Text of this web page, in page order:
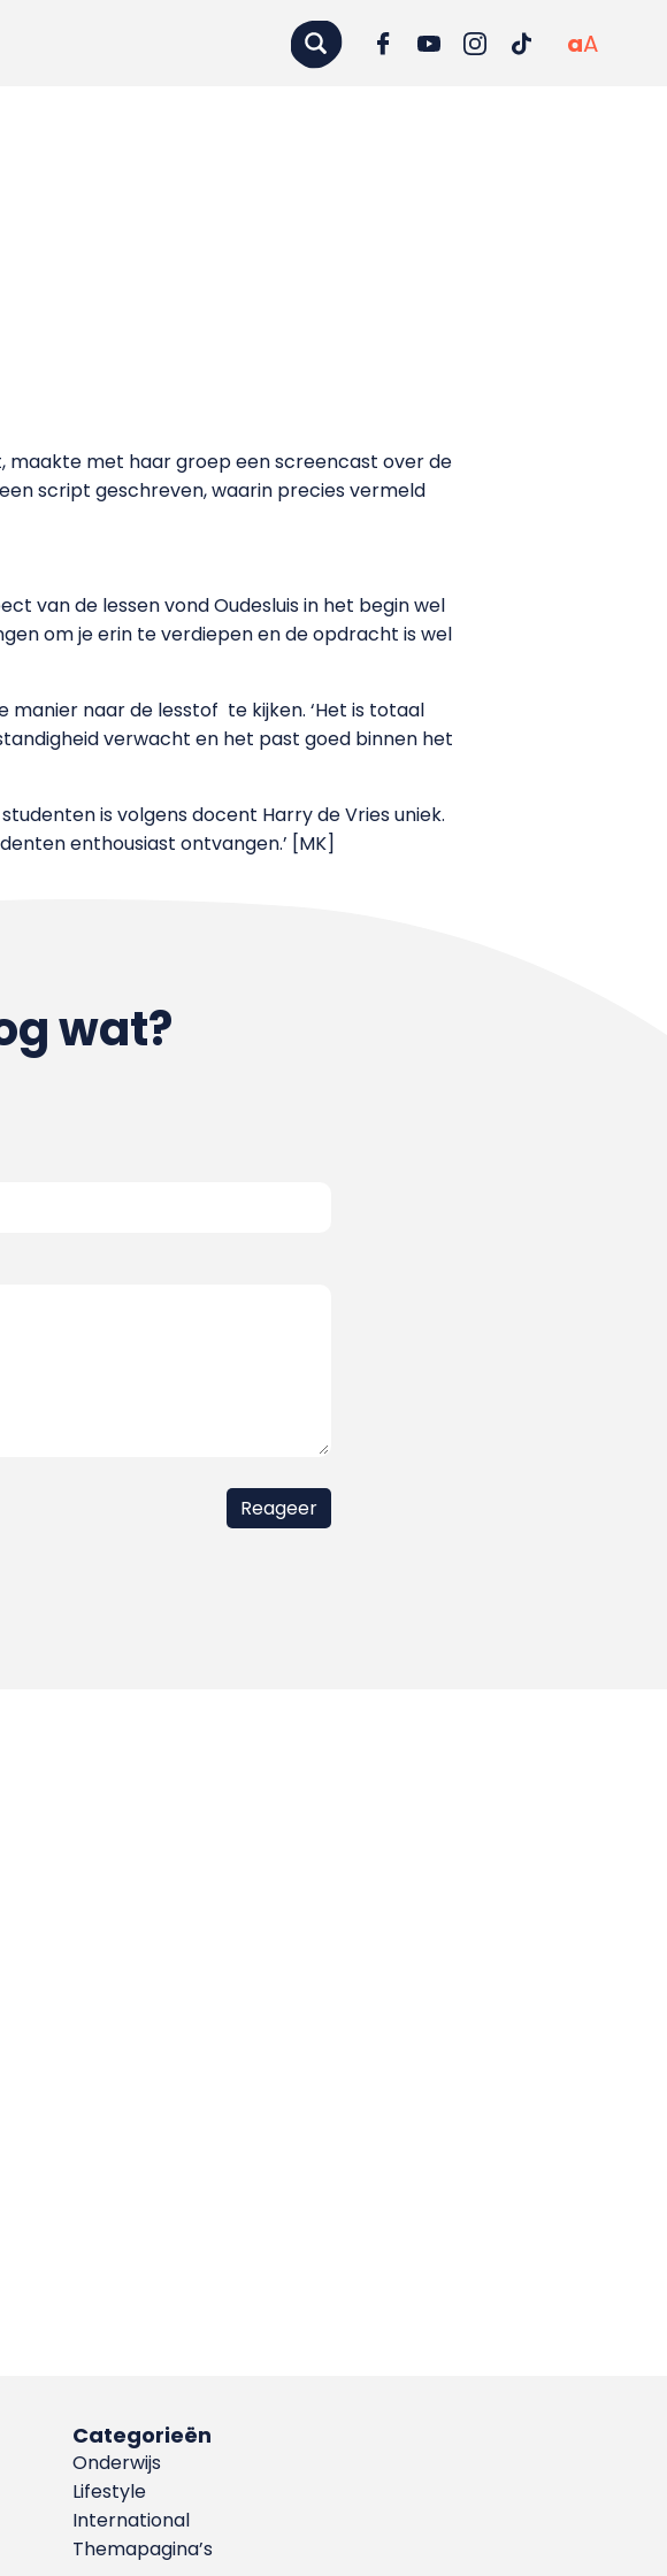
aA
maakte met haar groep een screencast over de
script geschreven, waarin precies vermeld
van de lessen vond Oudesluis in het begin wel
om je erin te verdiepen en de opdracht is wel
naar de lesstof te kijken. ‘Het is totaal
verwacht en het past goed binnen het
is volgens docent Harry de Vries uniek.
enthousiast ontvangen.’ [MK]
wat?
Categorieën
Onderwijs
Lifestyle
International
Themapagina’s